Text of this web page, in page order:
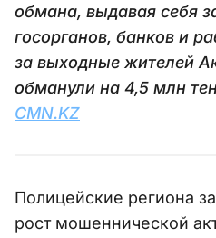
обмана, выдавая себя
госорганов, банков и
за выходные жителей
обманули на 4,5 млн
CMN.KZ
Полицейские региона
рост мошеннической